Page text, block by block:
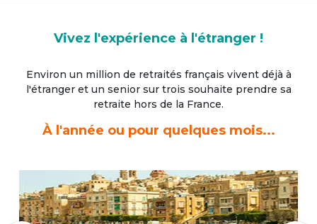
Vivez l'expérience à l'étranger !
Environ un million de retraités français vivent déjà à
l'étrangeret un senior sur trois souhaite prendre sa
retraite hors de la France.
À l'année ou pour quelques mois...